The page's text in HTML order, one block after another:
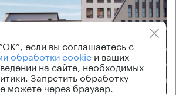
Еще фото
если вы соглашаетесь с
обработки cookieи ваших
на сайте, необходимых
Запретить обработку
можете через браузер.